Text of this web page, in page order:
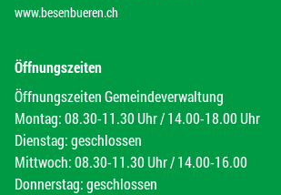
www.besenbueren.ch
Öffnungszeiten
Öffnungszeiten Gemeindeverwaltung
Montag: 08.30-11.30 Uhr / 14.00-18.00 Uhr
Dienstag: geschlossen
Mittwoch: 08.30-11.30 Uhr / 14.00-16.00
Donnerstag: geschlossen